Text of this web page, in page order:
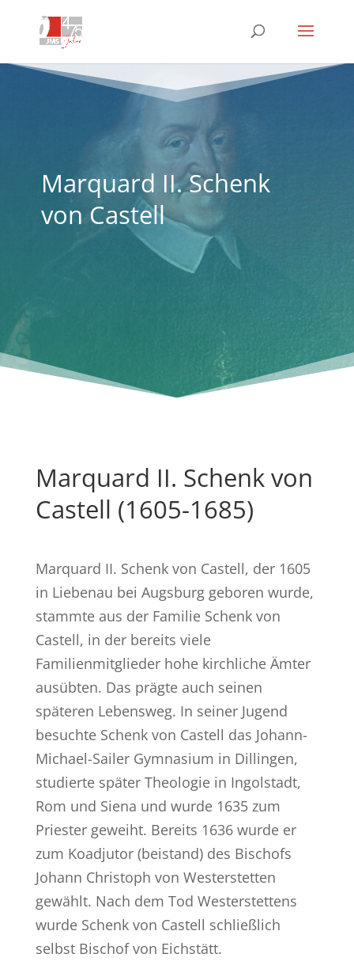
Marquard II. Schenk
von Castell
Marquard II. Schenk von
Castell (1605-1685)
Marquard II. Schenk von Castell, der 1605
in Liebenau bei Augsburg geboren wurde,
stammte aus der Familie Schenk von
Castell, in der bereits viele
Familienmitglieder hohe kirchliche Ämter
ausübten. Das prägte auch seinen
späteren Lebensweg. In seiner Jugend
besuchte Schenk von Castell das Johann-
Michael-Sailer Gymnasium in Dillingen,
studierte später Theologie in Ingolstadt,
Rom und Siena und wurde 1635 zum
Priester geweiht. Bereits 1636 wurde er
zum Koadjutor (beistand) des Bischofs
Johann Christoph von Westerstetten
gewählt. Nach dem Tod Westerstettens
wurde Schenk von Castell schließlich
selbst Bischof von Eichstätt.